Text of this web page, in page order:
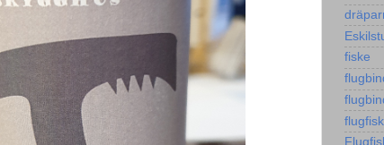
fiske